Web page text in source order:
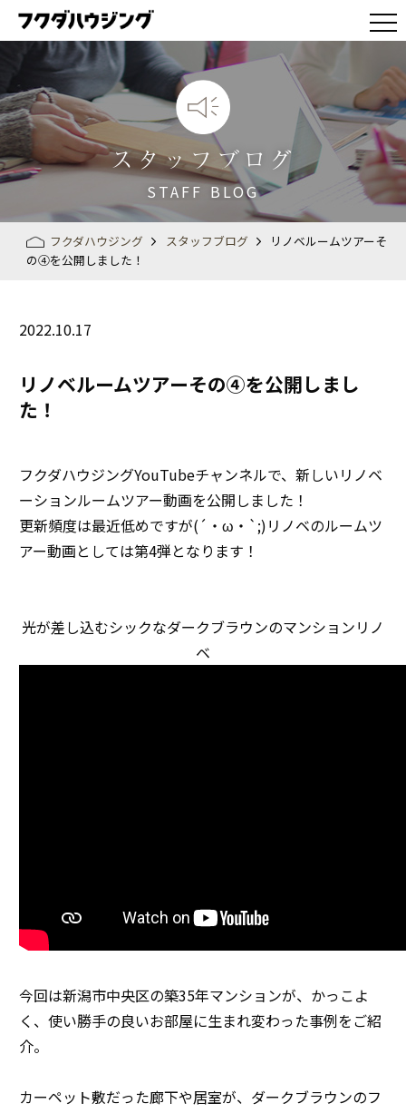
スタッフブログ
STAFF BLOG
フクダハウジング スタッフブログ
リノベルームツアーそ
の④を公開しました！
2022.10.17
リノベルームツアーその④を公開しまし
た！
フクダハウジングYouTubeチャンネルで、新しいリノベ
ーションルームツアー動画を公開しました！
更新頻度は最近低めですが(´・ω・`;)リノベのルームツ
アー動画としては第4弾となります！
光が差し込むシックなダークブラウンのマンションリノ
ベ
今回は新潟市中央区の築35年マンションが、かっこよ
く、使い勝手の良いお部屋に生まれ変わった事例をご紹
介。
カーペット敷だった廊下や居室が、ダークブラウンのフ